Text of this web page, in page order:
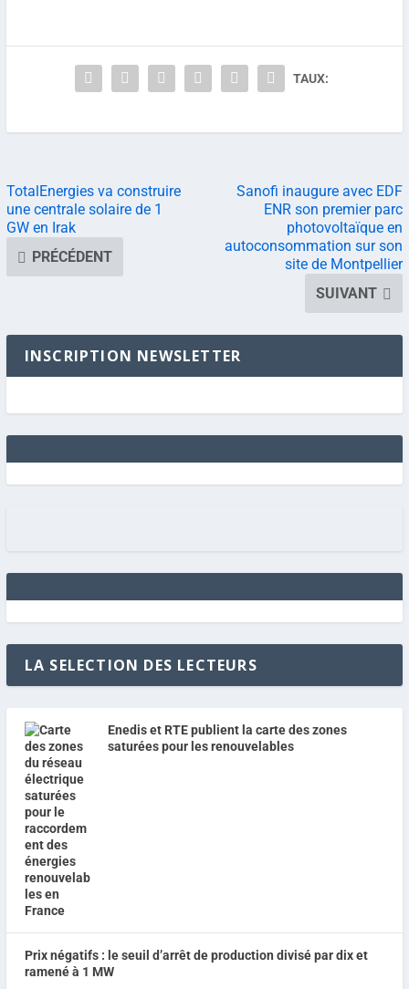
TAUX:
TotalEnergies va construire
une centrale solaire de 1
GW en Irak
PRÉCÉDENT
Sanofi inaugure avec EDF
ENR son premier parc
photovoltaïque en
autoconsommation sur son
site de Montpellier
SUIVANT
INSCRIPTION NEWSLETTER
LA SELECTION DES LECTEURS
Enedis et RTE publient la carte des zones
saturées pour les renouvelables
Prix négatifs : le seuil d’arrêt de production divisé par dix et
ramené à 1 MW